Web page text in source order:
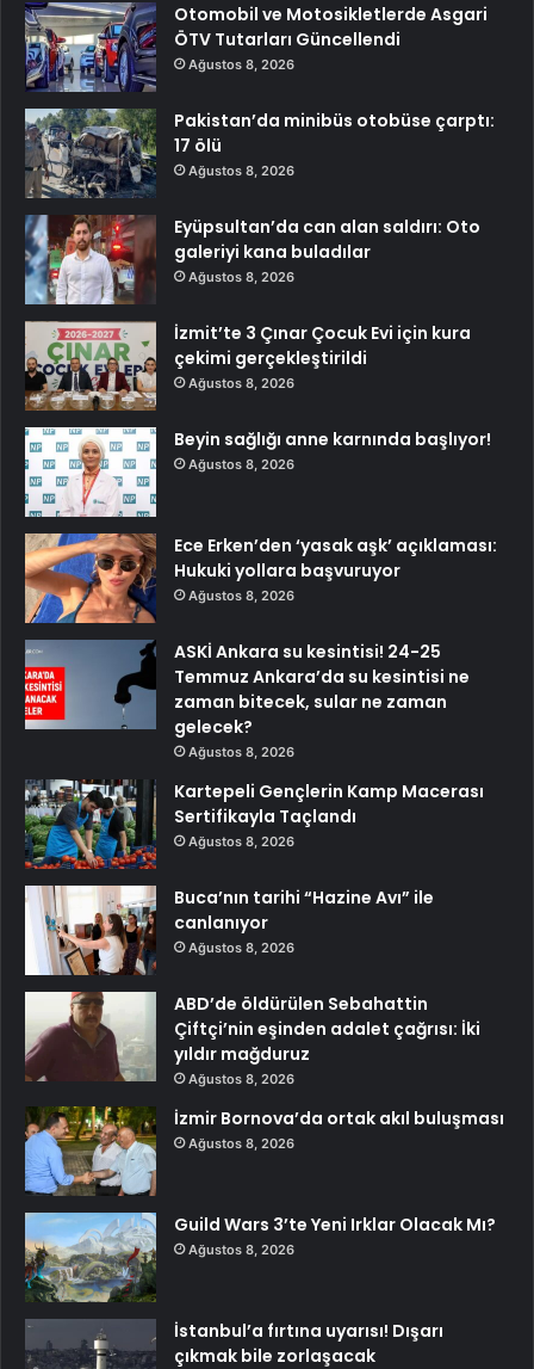
Otomobil ve Motosikletlerde Asgari
ÖTV Tutarları Güncellendi
Ağustos 8, 2026
Pakistan’da minibüs otobüse çarptı:
17 ölü
Ağustos 8, 2026
Eyüpsultan’da can alan saldırı: Oto
galeriyi kana buladılar
Ağustos 8, 2026
İzmit’te 3 Çınar Çocuk Evi için kura
çekimi gerçekleştirildi
Ağustos 8, 2026
Beyin sağlığı anne karnında başlıyor!
Ağustos 8, 2026
Ece Erken’den ‘yasak aşk’ açıklaması:
Hukuki yollara başvuruyor
Ağustos 8, 2026
ASKİ Ankara su kesintisi! 24-25
Temmuz Ankara’da su kesintisi ne
zaman bitecek, sular ne zaman
gelecek?
Ağustos 8, 2026
Kartepeli Gençlerin Kamp Macerası
Sertifikayla Taçlandı
Ağustos 8, 2026
Buca’nın tarihi “Hazine Avı” ile
canlanıyor
Ağustos 8, 2026
ABD’de öldürülen Sebahattin
Çiftçi’nin eşinden adalet çağrısı: İki
yıldır mağduruz
Ağustos 8, 2026
İzmir Bornova’da ortak akıl buluşması
Ağustos 8, 2026
Guild Wars 3’te Yeni Irklar Olacak Mı?
Ağustos 8, 2026
İstanbul’a fırtına uyarısı! Dışarı
çıkmak bile zorlaşacak